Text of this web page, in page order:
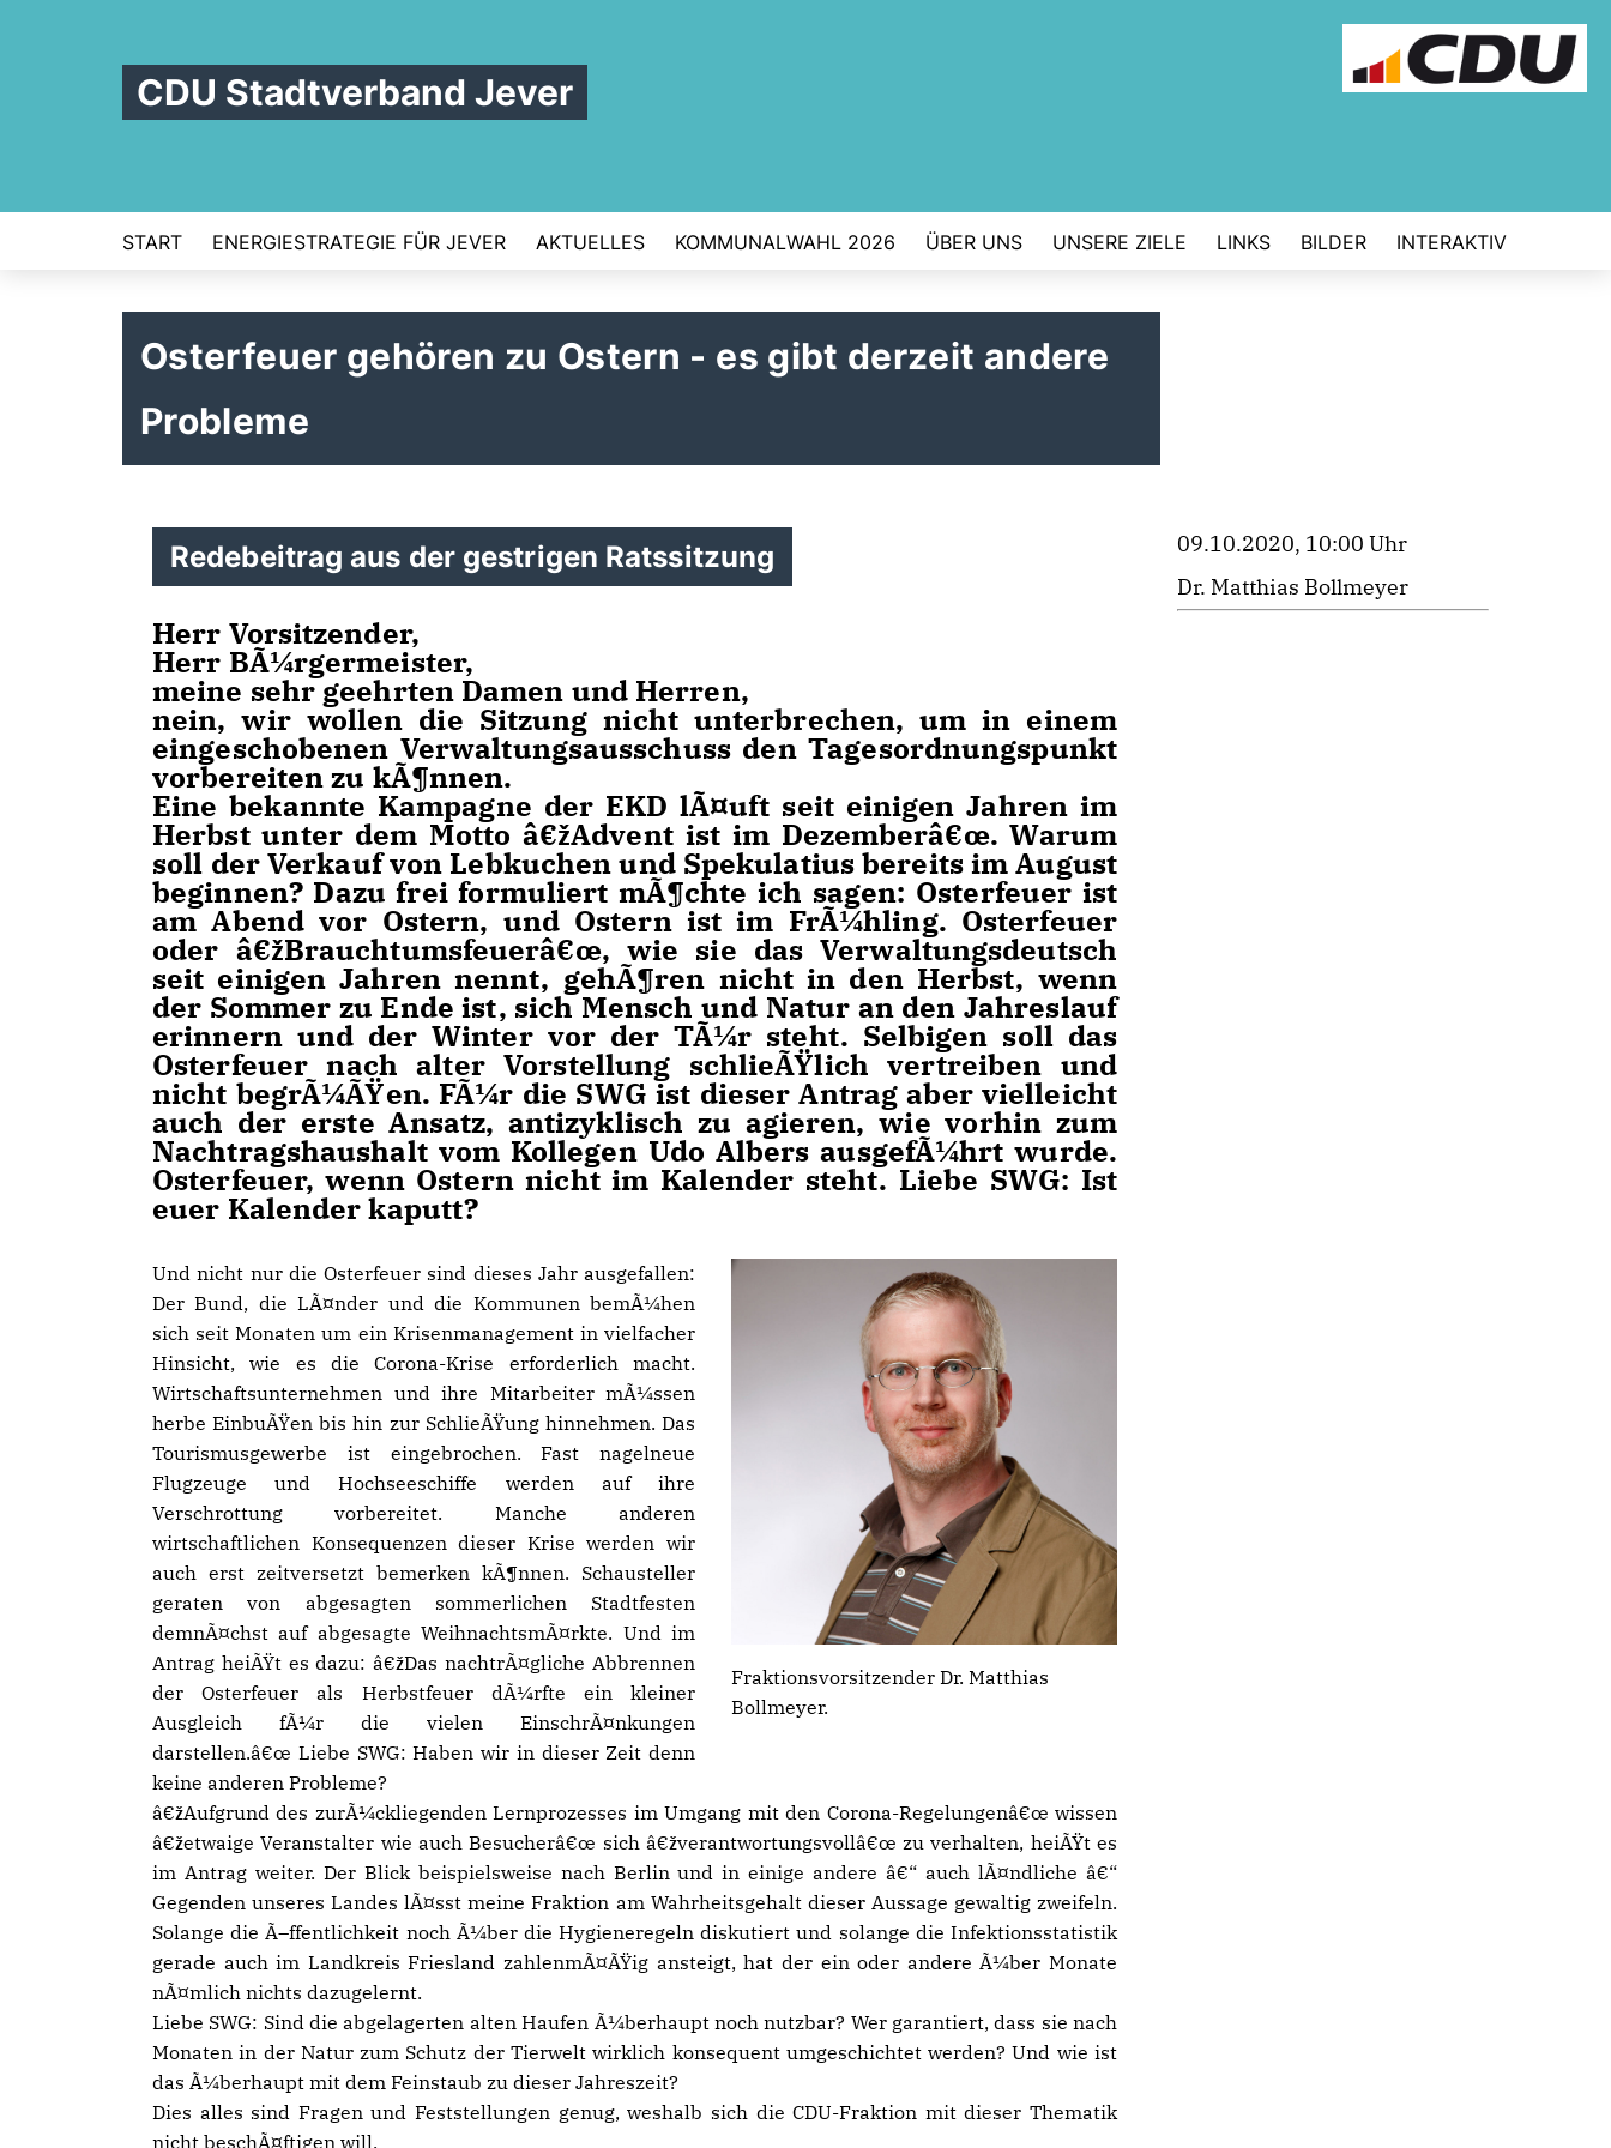
CDU Stadtverband Jever
START ENERGIESTRATEGIE FÜR JEVER AKTUELLES KOMMUNALWAHL 2026 ÜBER UNS UNSERE ZIELE LINKS BILDER INTERAKTIV
Osterfeuer gehören zu Ostern - es gibt derzeit andere
Probleme
Redebeitrag aus der gestrigen Ratssitzung
Herr Vorsitzender,
Herr BÃ¼rgermeister,
meine sehr geehrten Damen und Herren,
nein, wir wollen die Sitzung nicht unterbrechen, um in einem
eingeschobenen Verwaltungsausschuss den Tagesordnungspunkt
vorbereiten zu kÃ¶nnen.
Eine bekannte Kampagne der EKD lÃ¤uft seit einigen Jahren im
Herbst unter dem Motto â€žAdvent ist im Dezemberâ€œ. Warum
soll der Verkauf von Lebkuchen und Spekulatius bereits im August
beginnen? Dazu frei formuliert mÃ¶chte ich sagen: Osterfeuer ist
am Abend vor Ostern, und Ostern ist im FrÃ¼hling. Osterfeuer
oder â€žBrauchtumsfeuerâ€œ, wie sie das Verwaltungsdeutsch
seit einigen Jahren nennt, gehÃ¶ren nicht in den Herbst, wenn
der Sommer zu Ende ist, sich Mensch und Natur an den Jahreslauf
erinnern und der Winter vor der TÃ¼r steht. Selbigen soll das
Osterfeuer nach alter Vorstellung schlieÃŸlich vertreiben und
nicht begrÃ¼ÃŸen. FÃ¼r die SWG ist dieser Antrag aber vielleicht
auch der erste Ansatz, antizyklisch zu agieren, wie vorhin zum
Nachtragshaushalt vom Kollegen Udo Albers ausgefÃ¼hrt wurde.
Osterfeuer, wenn Ostern nicht im Kalender steht. Liebe SWG: Ist
euer Kalender kaputt?
Fraktionsvorsitzender Dr. Matthias
Bollmeyer.
Und nicht nur die Osterfeuer sind dieses Jahr ausgefallen:
Der Bund, die LÃ¤nder und die Kommunen bemÃ¼hen
sich seit Monaten um ein Krisenmanagement in vielfacher
Hinsicht, wie es die Corona-Krise erforderlich macht.
Wirtschaftsunternehmen und ihre Mitarbeiter mÃ¼ssen
herbe EinbuÃŸen bis hin zur SchlieÃŸung hinnehmen. Das
Tourismusgewerbe ist eingebrochen. Fast nagelneue
Flugzeuge und Hochseeschiffe werden auf ihre
Verschrottung vorbereitet. Manche anderen
wirtschaftlichen Konsequenzen dieser Krise werden wir
auch erst zeitversetzt bemerken kÃ¶nnen. Schausteller
geraten von abgesagten sommerlichen Stadtfesten
demnÃ¤chst auf abgesagte WeihnachtsmÃ¤rkte. Und im
Antrag heiÃŸt es dazu: â€žDas nachtrÃ¤gliche Abbrennen
der Osterfeuer als Herbstfeuer dÃ¼rfte ein kleiner
Ausgleich fÃ¼r die vielen EinschrÃ¤nkungen
darstellen.â€œ Liebe SWG: Haben wir in dieser Zeit denn
keine anderen Probleme?
žAufgrund des zurÃ¼ckliegenden Lernprozesses im Umgang mit den Corona-Regelungenâ€œ wissen
žetwaige Veranstalter wie auch Besucherâ€œ sich â€žverantwortungsvollâ€œ zu verhalten, heiÃŸt es
im Antrag weiter. Der Blick beispielsweise nach Berlin und in einige andere â€“ auch lÃ¤ndliche â€“
Gegenden unseres Landes lÃ¤sst meine Fraktion am Wahrheitsgehalt dieser Aussage gewaltig zweifeln.
Solange die Ã–ffentlichkeit noch Ã¼ber die Hygieneregeln diskutiert und solange die Infektionsstatistik
gerade auch im Landkreis Friesland zahlenmÃ¤ÃŸig ansteigt, hat der ein oder andere Ã¼ber Monate
nÃ¤mlich nichts dazugelernt.
Liebe SWG: Sind die abgelagerten alten Haufen Ã¼berhaupt noch nutzbar? Wer garantiert, dass sie nach
Monaten in der Natur zum Schutz der Tierwelt wirklich konsequent umgeschichtet werden? Und wie ist
das Ã¼berhaupt mit dem Feinstaub zu dieser Jahreszeit?
Dies alles sind Fragen und Feststellungen genug, weshalb sich die CDU-Fraktion mit dieser Thematik
nicht beschÃ¤ftigen will.
09.10.2020, 10:00 Uhr
Dr. Matthias Bollmeyer